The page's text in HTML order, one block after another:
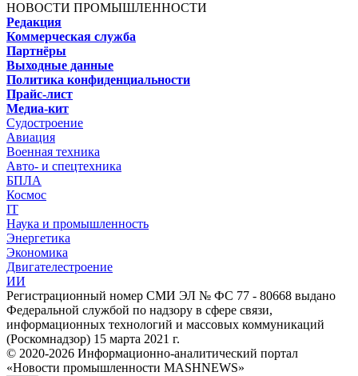
НОВОСТИ ПРОМЫШЛЕННОСТИ
Редакция
Коммерческая служба
Партнёры
Выходные данные
Политика конфиденциальности
Прайс-лист
Медиа-кит
Судостроение
Авиация
Военная техника
Авто- и спецтехника
БПЛА
Космос
IT
Наука и промышленность
Энергетика
Экономика
Двигателестроение
ИИ
Регистрационный номер СМИ ЭЛ № ФС 77 - 80668 выдано
Федеральной службой по надзору в сфере связи,
информационных технологий и массовых коммуникаций
(Роскомнадзор) 15 марта 2021 г.
© 2020-2026 Информационно-аналитический портал
«Новости промышленности MASHNEWS»